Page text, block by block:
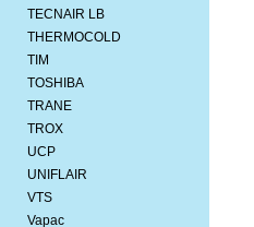
TECNAIR LB
THERMOCOLD
TIM
TOSHIBA
TRANE
TROX
UCP
UNIFLAIR
VTS
Vapac